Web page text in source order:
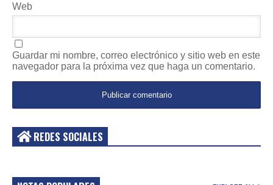
Web
Guardar mi nombre, correo electrónico y sitio web en este
navegador para la próxima vez que haga un comentario.
REDES SOCIALES